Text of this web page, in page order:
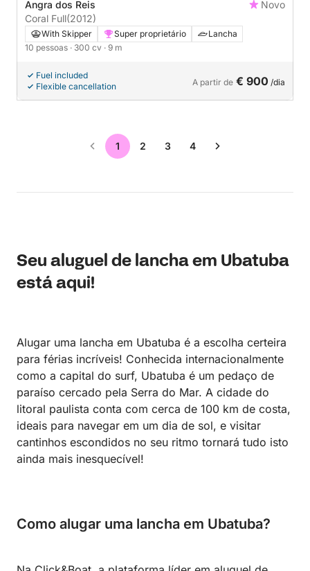
Angra dos Reis
Novo
Coral Full(2012)
With Skipper Super proprietário
Lancha
10 pessoas · 300 cv · 9 m
Fuel included
Flexible cancellation
A partir de € 900 /dia
1 2 3 4
Seu aluguel de lancha em Ubatuba
está aqui!
Alugar uma lancha em Ubatuba é a escolha certeira
para férias incríveis! Conhecida internacionalmente
como a capital do surf, Ubatuba é um pedaço de
paraíso cercado pela Serra do Mar. A cidade do
litoral paulista conta com cerca de 100 km de costa,
ideais para navegar em um dia de sol, e visitar
cantinhos escondidos no seu ritmo tornará tudo isto
ainda mais inesquecível!
Como alugar uma lancha em Ubatuba?